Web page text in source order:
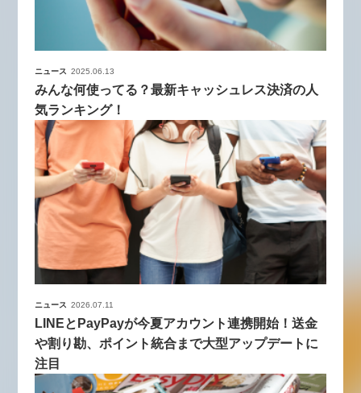
ニュース 2025.06.13
みんな何使ってる？最新キャッシュレス決済の人
気ランキング！
ニュース 2026.07.11
LINEとPayPayが今夏アカウント連携開始！送金
や割り勘、ポイント統合まで大型アップデートに
注目